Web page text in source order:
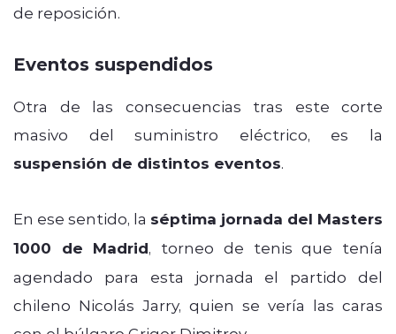
de reposición.
Eventos suspendidos
Otra de las consecuencias tras este corte
masivo del suministro eléctrico, es la
suspensión de distintos eventos.
En ese sentido, la séptima jornada del Masters
1000 de Madrid, torneo de tenis que tenía
agendado para esta jornada el partido del
chileno Nicolás Jarry, quien se vería las caras